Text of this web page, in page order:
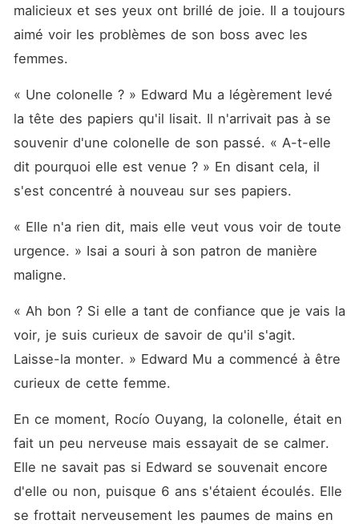
malicieux et ses yeux ont brillé de joie. Il a toujours
aimé voir les problèmes de son boss avec les
femmes.
« Une colonelle ? » Edward Mu a légèrement levé
la tête des papiers qu'il lisait. Il n'arrivait pas à se
souvenir d'une colonelle de son passé. « A-t-elle
dit pourquoi elle est venue ? » En disant cela, il
s'est concentré à nouveau sur ses papiers.
« Elle n'a rien dit, mais elle veut vous voir de toute
urgence. » Isai a souri à son patron de manière
maligne.
« Ah bon ? Si elle a tant de confiance que je vais la
voir, je suis curieux de savoir de qu'il s'agit.
Laisse-la monter. » Edward Mu a commencé à être
curieux de cette femme.
En ce moment, Rocío Ouyang, la colonelle, était en
fait un peu nerveuse mais essayait de se calmer.
Elle ne savait pas si Edward se souvenait encore
d'elle ou non, puisque 6 ans s'étaient écoulés. Elle
se frottait nerveusement les paumes de mains en